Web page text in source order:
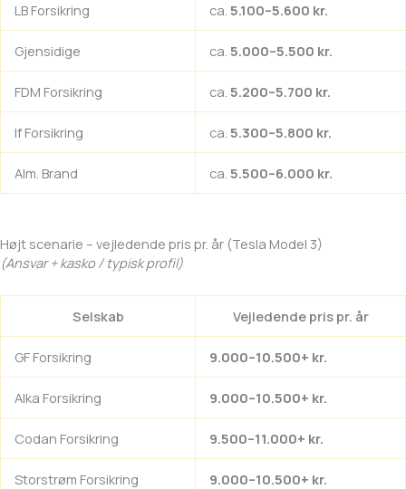
LB Forsikring ca. 5.100–5.600 kr.
Gjensidige ca. 5.000–5.500 kr.
FDM Forsikring ca. 5.200–5.700 kr.
If Forsikring ca. 5.300–5.800 kr.
Alm. Brand ca. 5.500–6.000 kr.
Højt scenarie – vejledende pris pr. år (Tesla Model 3)
(Ansvar + kasko / typisk profil)
Selskab Vejledende pris pr. år
GF Forsikring 9.000–10.500+ kr.
Alka Forsikring 9.000–10.500+ kr.
Codan Forsikring 9.500–11.000+ kr.
Storstrøm Forsikring 9.000–10.500+ kr.